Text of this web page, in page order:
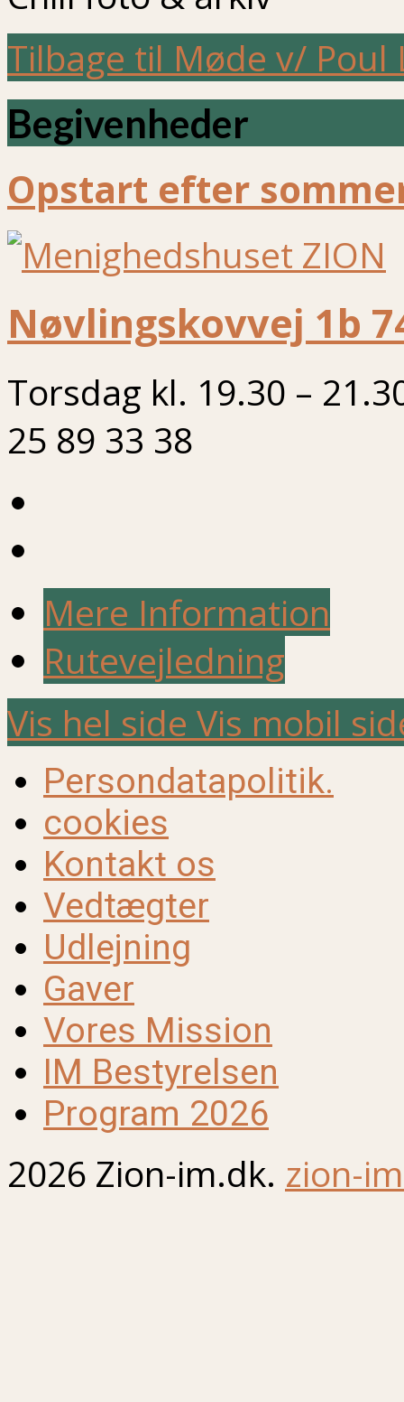
Tilbage til Møde v/ Poul
Begivenheder
Opstart efter
Nøvlingskovvej 1b
Torsdag kl. 19.30 –
25 89 33 38
Mere Information
Rutevejledning
Vis hel side Vis mobil
Persondatapolitik.
cookies
Kontakt os
Vedtægter
Udlejning
Gaver
Vores Mission
IM Bestyrelsen
Program 2026
2026 Zion-im.dk. zion-